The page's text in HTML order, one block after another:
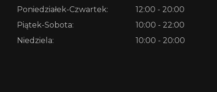
Poniedziałek-Czwartek:
12:00 - 20:00
Piątek-Sobota:
10:00 - 22:00
Niedziela:
10:00 - 20:00